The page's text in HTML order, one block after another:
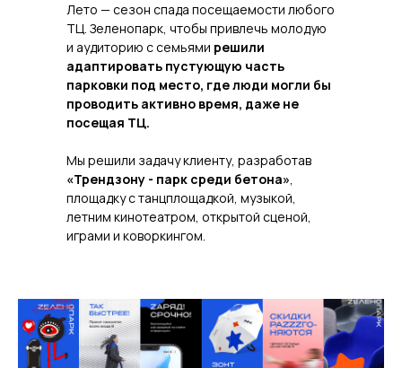
Лето — сезон спада посещаемости любого
ТЦ. Зеленопарк, чтобы привлечь молодую
и аудиторию с семьями решили
адаптировать пустующую часть
парковки под место, где люди могли бы
проводить активно время, даже не
посещая ТЦ.
Мы решили задачу клиенту, разработав
«Трендзону - парк среди бетона»,
площадку с танцплощадкой, музыкой,
летним кинотеатром, открытой сценой,
играми и коворкингом.